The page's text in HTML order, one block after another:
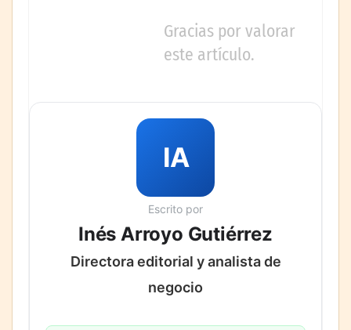
Gracias por valorar
este artículo.
IA
Escrito por
Inés Arroyo Gutiérrez
Directora editorial y analista de
negocio